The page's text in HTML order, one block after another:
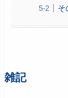
そ
雑記